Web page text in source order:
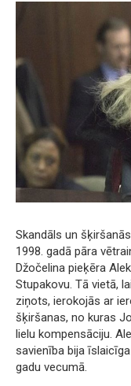
Skandāls un šķiršanās
1998. gadā pāra
Džočelina pieķēra
Stupakovu. Tā vietā,
ziņots, ierokojās ar
šķiršanas, no kuras
lielu kompensāciju.
savienība bija
gadu vecumā.